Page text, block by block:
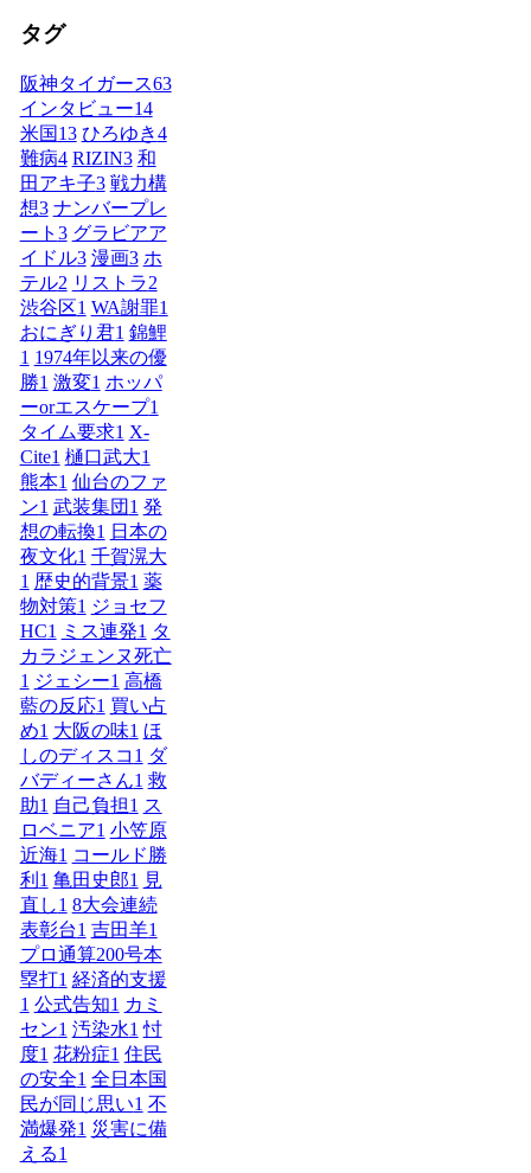
タグ
阪神タイガース63
インタビュー14
米国13 ひろゆき4
難病4 RIZIN3 和
田アキ子3 戦力構
想3 ナンバープレ
ート 3 グラビアア
イドル3 漫画3 ホ
テル2 リストラ2
渋谷区1 WA謝罪1
おにぎり君1 錦鯉
1 1974年以来の優
勝1 激変1 ホッパ
ーorエスケープ1
タイム要求1 X-
Cite1 樋口武大1
熊本1 仙台のファ
ン1 武装集団 1 発
想の転換1 日本の
夜文化1 千賀滉大
1 歴史的背景1 薬
物対策1 ジョセフ
HC1 ミス連発1 タ
カラジェンヌ死亡
1 ジェシー1 高橋
藍の反応1 買い占
め1 大阪の味1 ほ
しのディスコ 1 ダ
バディーさん1 救
助1 自己負担1 ス
ロベニア1 小笠原
近海1 コールド勝
利 1 亀田史郎1 見
直し1 8大会連続
表彰台1 吉田羊1
プロ通算200号本
塁打1 経済的支援
1 公式告知1 カミ
セン1 汚染水1 忖
度1 花粉症1 住民
の安全1 全日本国
民が同じ思い1 不
満爆発1 災害に備
える1